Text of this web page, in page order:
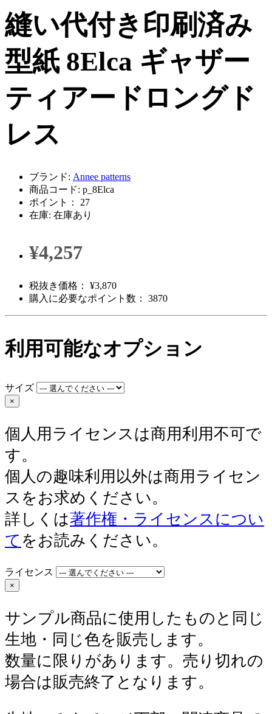
縫い代付き印刷済み
型紙 8Elca ギャザー
ティアードロングド
レス
ブランド: Annee patterns
商品コード: p_8Elca
ポイント： 27
在庫: 在庫あり
¥4,257
税抜き価格： ¥3,870
購入に必要なポイント数： 3870
利用可能なオプション
サイズ
×
個人用ライセンスは商用利用不可で
す。
個人の趣味利用以外は商用ライセン
スをお求めください。
詳しくは著作権・ライセンスについ
て をお読みください。
ライセンス
×
サンプル商品に使用したものと同じ
生地・同じ色を販売します。
数量に限りがあります。売り切れの
場合は販売終了となります。